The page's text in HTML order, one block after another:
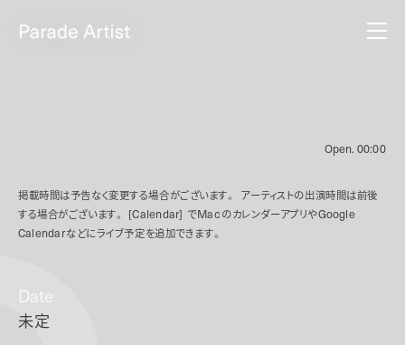
Open. 00:00
掲載時間は予告なく変更する場合がございます。
アーティストの出演時間は前後
する場合がございます。
[Calendar] でMacのカレンダーアプリやGoogle
Calendarなどにライブ予定を追加できます。
Date
未定